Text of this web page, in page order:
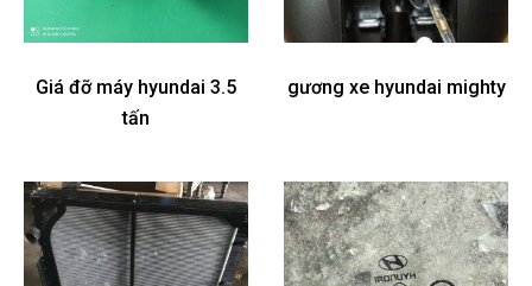
Giá đỡ máy hyundai 3.5
tấn
gương xe hyundai mighty